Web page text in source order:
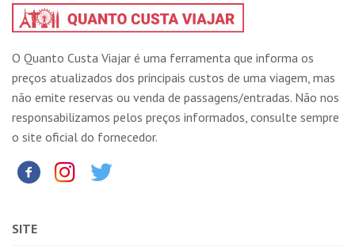
O Quanto Custa Viajar é uma ferramenta que informa os
preços atualizados dos principais custos de uma viagem, mas
não emite reservas ou venda de passagens/entradas. Não nos
responsabilizamos pelos preços informados, consulte sempre
o site oficial do fornecedor.
SITE